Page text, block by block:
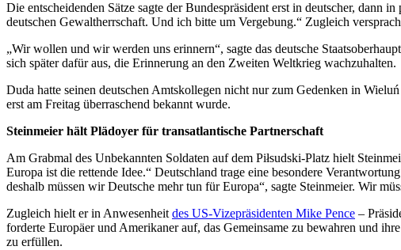
Die entscheidenden Sätze sagte der Bundespräsident erst in deutscher,
deutschen Gewaltherrschaft. Und ich bitte um Vergebung.“ Zugleich
„Wir wollen und wir werden uns erinnern“, sagte das deutsche
sich später dafür aus, die Erinnerung an den Zweiten Weltkrieg wachzuhalten.
Duda hatte seinen deutschen Amtskollegen nicht nur zum Gedenken in
erst am Freitag überraschend bekannt wurde.
Steinmeier hält Plädoyer für transatlantische Partnerschaft
Am Grabmal des Unbekannten Soldaten auf dem Piłsudski-Platz hielt
Europa ist die rettende Idee.“ Deutschland trage eine besondere
deshalb müssen wir Deutsche mehr tun für Europa“, sagte Steinmeier. Wir
Zugleich hielt er in Anwesenheit des US-Vizepräsidenten Mike Pence –
forderte Europäer und Amerikaner auf, das Gemeinsame zu bewahren und
zu erfüllen.